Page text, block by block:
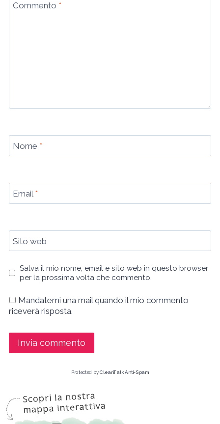
Commento *
Nome *
Email *
Sito web
Salva il mio nome, email e sito web in questo browser
per la prossima volta che commento.
Mandatemi una mail quando il mio commento
riceverà risposta.
Protected byCleanTalk Anti-Spam